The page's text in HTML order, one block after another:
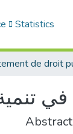
Statistics
de droit
Abstract